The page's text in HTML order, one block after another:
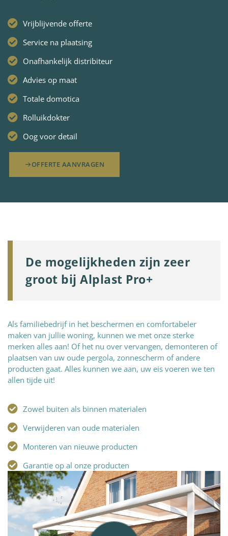
Vrijblijvende offerte
Service na plaatsing
Onafhankelijk distribiteur
Advies op maat
Totale domotica
Rolluikdokter
Oog voor detail
OFFERTE AANVRAGEN
De mogelijkheden zijn zeer
groot bij Alplast Pro+
Als familiebedrijf in het beschermen en comfortabeler
maken van jullie woning, kunnen we met onze sterke
merken alles aan! Of het nu over vervangen, demonteren of
plaatsen van uw oude pergola, zonnescherm of andere
producten gaat. Alles kunnen we aan, uw eis voeren we ten
allen tijde uit!
Zowel buiten als binnen materialen
Verwijderen van oude materialen
Monteren van nieuwe producten
Garantie op al onze producten